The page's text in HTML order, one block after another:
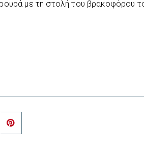
με τη στολή του βρακοφόρου
LinkedIn